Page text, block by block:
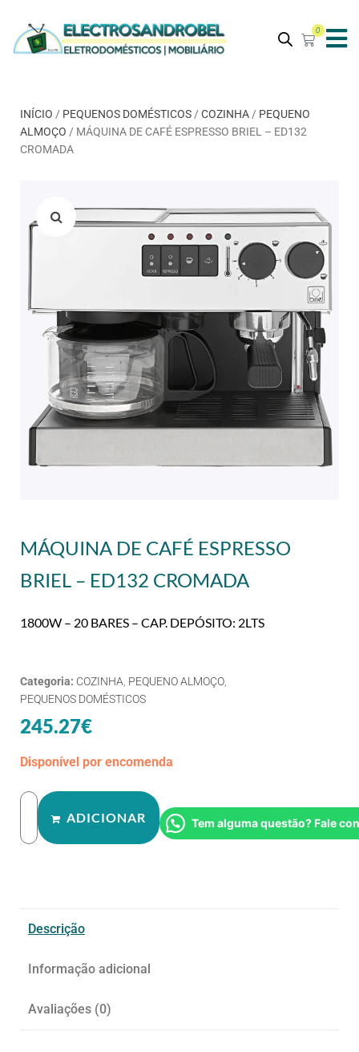
0
INÍCIO / PEQUENOS DOMÉSTICOS / COZINHA / PEQUENO
ALMOÇO / MÁQUINA DE CAFÉ ESPRESSO BRIEL – ED132
CROMADA
MÁQUINA DE CAFÉ ESPRESSO
BRIEL – ED132 CROMADA
1800W – 20 BARES – CAP. DEPÓSITO: 2LTS
Categoria: COZINHA PEQUENO ALMOÇO
PEQUENOS DOMÉSTICOS
245.27€
Disponível por encomenda
ADICIONAR Tem alguma questão? Fale
Descrição
Informação adicional
Avaliações (0)